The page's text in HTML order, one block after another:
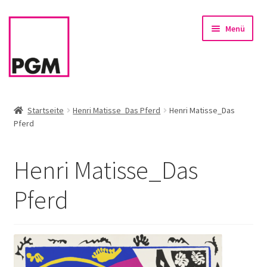
Zur
Zum
Menü
News
Rahmen & Einrahmung
Referenzen
Startseite Henri Matisse_Das Pferd
Henri Matisse_Das
Pferd
Henri Matisse_Das
Pferd